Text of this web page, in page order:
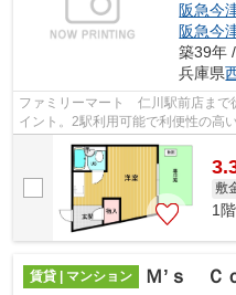
阪急今
阪急今
築39年
兵庫県
ファミリーマート 仁川駅前店まで
イント。2駅利用可能で利便性の高
ただけます。通勤やお出かけに便利
敷
1
賃貸 | マンション Ｍ’ｓ Ｃ